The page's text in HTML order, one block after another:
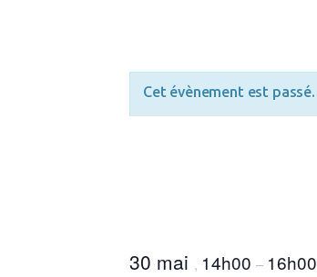
Cet évènement est passé.
30 mai , 14h00 – 16h00